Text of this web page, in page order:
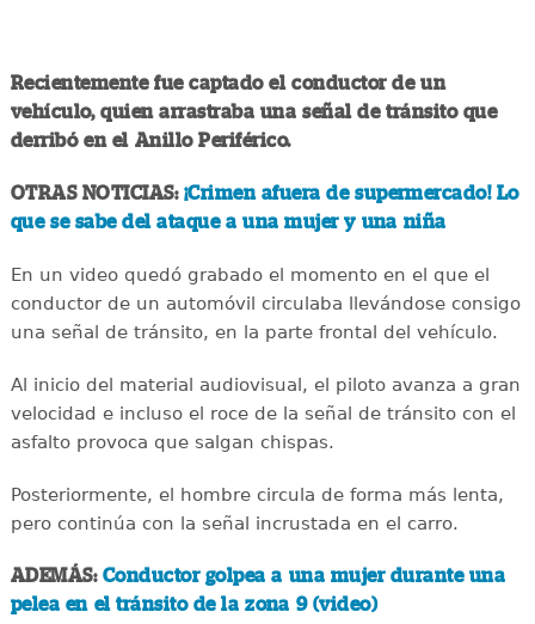
Recientemente fue captado el conductor de un
vehículo, quien arrastraba una señal de tránsito que
derribó en el Anillo Periférico.
OTRAS NOTICIAS: ¡Crimen afuera de supermercado! Lo
que se sabe del ataque a una mujer y una niña
En un video quedó grabado el momento en el que el
conductor de un automóvil circulaba llevándose consigo
una señal de tránsito, en la parte frontal del vehículo.
Al inicio del material audiovisual, el piloto avanza a gran
velocidad e incluso el roce de la señal de tránsito con el
asfalto provoca que salgan chispas.
Posteriormente, el hombre circula de forma más lenta,
pero continúa con la señal incrustada en el carro.
ADEMÁS: Conductor golpea a una mujer durante una
pelea en el tránsito de la zona 9 (video)